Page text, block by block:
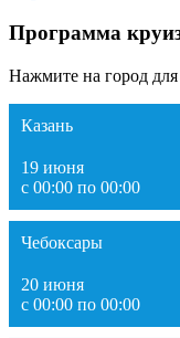
Программа
Нажмите на город
Казань
19 июня
с 00:00 по 00:00
Чебоксары
20 июня
с 00:00 по 00:00